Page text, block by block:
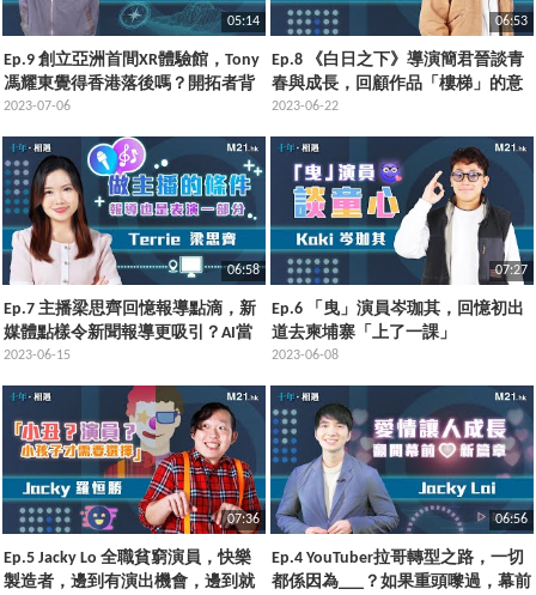
05:14
Ep.9 創立亞洲首間XR體驗館，Tony
馮耀東覺得香港落後嗎？開拓者背
後嘅困難係……
2023-07-06
06:53
Ep.8 《白日之下》導演簡君晉談青
春與成長，回顧作品「樓梯」的意
義，一句話影響了創作，甚至生活
2023-06-22
06:58
Ep.7 主播梁思齊回憶報導點滴，新
媒體點樣令新聞報導更吸引？AI當
道，將來仲需要主播嗎？
2023-06-15
07:27
Ep.6 「曳」演員岑珈其，回憶初出
道去柬埔寨「上了一課」
2023-06-08
07:36
Ep.5 Jacky Lo 全職貧窮演員，快樂
製造者，邊到有演出機會，邊到就
06:56
Ep.4 YouTuber拉哥轉型之路，一切
都係因為___？如果重頭嚟過，幕前